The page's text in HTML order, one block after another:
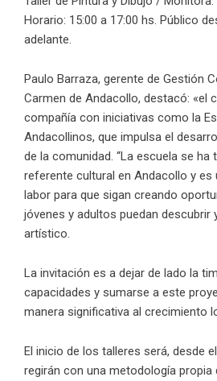
Horario: 15:00 a 17:00 hs. Público
adelante.
Paulo Barraza, gerente de Gestión
Carmen de Andacollo, destacó: «el
compañía con iniciativas como la
Andacollinos, que impulsa el
de la comunidad. “La escuela se
referente cultural en Andacollo y es
labor para que sigan creando
jóvenes y adultos puedan descubrir
artístico.
La invitación es a dejar de lado la
capacidades y sumarse a este
manera significativa al crecimiento
El inicio de los talleres será, desde
regirán con una metodología propia